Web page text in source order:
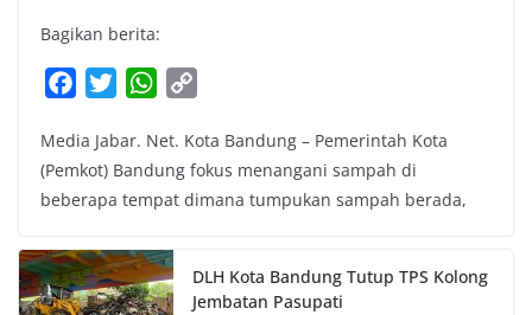
Bagikan berita:
c
e
b
o
k
i
t
t
r
W
a
t
s
p
p
p
y
L
n
k
Media Jabar. Net. Kota Bandung – Pemerintah Kota
(Pemkot) Bandung fokus menangani sampah di
beberapa tempat dimana tumpukan sampah berada,
DLH Kota Bandung Tutup TPS Kolong
Jembatan Pasupati